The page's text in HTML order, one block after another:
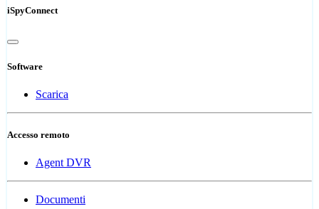
iSpyConnect
Software
Scarica
Accesso remoto
Agent DVR
Documenti